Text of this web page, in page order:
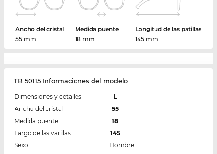
Ancho del cristal
55 mm
Medida puente
18 mm
Longitud de las patillas
145 mm
TB 50115 Informaciones del modelo
Dimensiones y detalles
L
Ancho del cristal
55
Medida puente
18
Largo de las varillas
145
Sexo
Hombre